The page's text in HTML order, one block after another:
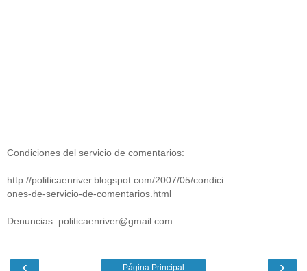
Condiciones del servicio de comentarios:
http://politicaenriver.blogspot.com/2007/05/condici
ones-de-servicio-de-comentarios.html
Denuncias: politicaenriver@gmail.com
‹ ›
Página Principal